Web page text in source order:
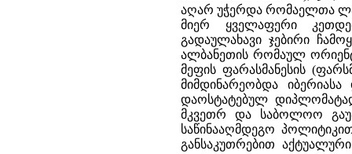
აღარ უჭერდა რომაელთა
მიერ ყველაფერი
გადაულახავი ჯებირი
ალბანეთის რომაულ
მეფის ფარასმანესის
მიმდინარეობდა
დაოსტატებულ
მკვეთრ და საბოლოო
საწინააღმდეგო
განსაკუთრებით